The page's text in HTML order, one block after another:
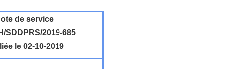
de service
SDDPRS/2019-685
le 02-10-2019